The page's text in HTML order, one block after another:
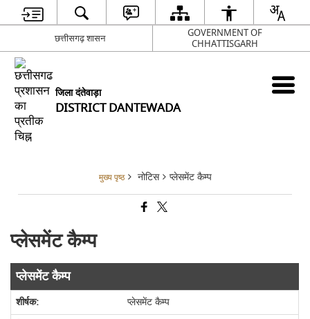
छत्तीसगढ़ शासन
GOVERNMENT OF
CHHATTISGARH
जिला दंतेवाड़ा
DISTRICT DANTEWADA
मुख्य पृष्ठ नोटिस प्लेसमेंट कैम्प
प्लेसमेंट कैम्प
प्लेसमेंट कैम्प
प्लेसमेंट कैम्प